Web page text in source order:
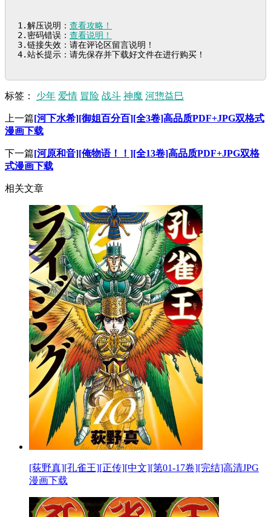
1.解压说明： 查看攻略！
2.密码错误： 查看说明！
3.链接失效：请在评论区留言说明！
4.站长提示：请先保存并下载好文件在进行购买！
标签： 少年 爱情 冒险 战斗 神魔 河惣益巳
上一篇[河下水希][御姐百分百][全3卷]高品质PDF+JPG双格式
漫画下载
下一篇[河原和音][俺物语！！][全13卷]高品质PDF+JPG双格
式漫画下载
相关文章
[荻野真][孔雀王][正传][中文][第01-17卷][完结]高清JPG
漫画下载